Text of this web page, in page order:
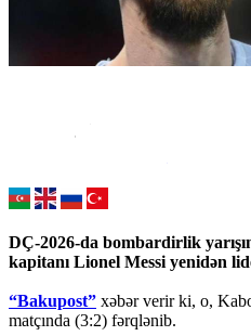
DÇ-2026-da bombardirlik
kapitanı Lionel Messi yenidən
“Bakupost” xəbər verir ki, o,
matçında (3:2) fərqlənib.